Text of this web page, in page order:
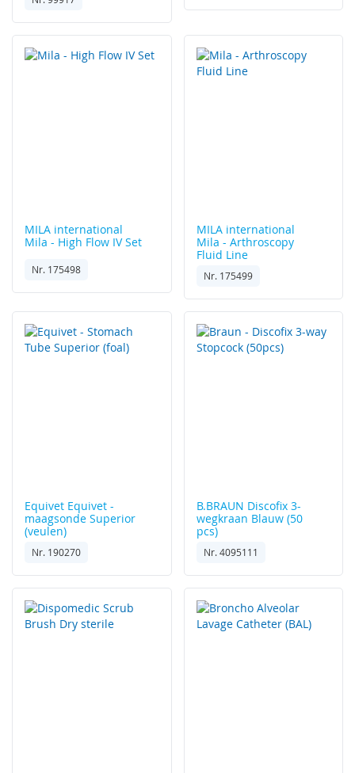
MILA international
Mila - High Flow IV Set
Nr. 175498
MILA international
Mila - Arthroscopy
Fluid Line
Nr. 175499
Equivet Equivet -
maagsonde Superior
(veulen)
Nr. 190270
B.BRAUN Discofix 3-
wegkraan Blauw (50
pcs)
Nr. 4095111